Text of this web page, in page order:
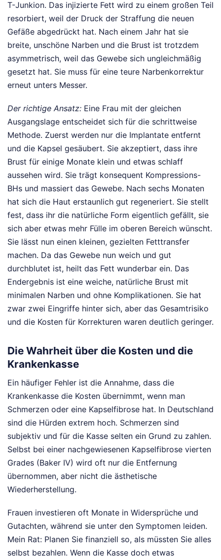
T-Junkion. Das injizierte Fett wird zu einem großen Teil
resorbiert, weil der Druck der Straffung die neuen
Gefäße abgedrückt hat. Nach einem Jahr hat sie
breite, unschöne Narben und die Brust ist trotzdem
asymmetrisch, weil das Gewebe sich ungleichmäßig
gesetzt hat. Sie muss für eine teure Narbenkorrektur
erneut unters Messer.
Der richtige Ansatz: Eine Frau mit der gleichen
Ausgangslage entscheidet sich für die schrittweise
Methode. Zuerst werden nur die Implantate entfernt
und die Kapsel gesäubert. Sie akzeptiert, dass ihre
Brust für einige Monate klein und etwas schlaff
aussehen wird. Sie trägt konsequent Kompressions-
BHs und massiert das Gewebe. Nach sechs Monaten
hat sich die Haut erstaunlich gut regeneriert. Sie stellt
fest, dass ihr die natürliche Form eigentlich gefällt, sie
sich aber etwas mehr Fülle im oberen Bereich wünscht.
Sie lässt nun einen kleinen, gezielten Fetttransfer
machen. Da das Gewebe nun weich und gut
durchblutet ist, heilt das Fett wunderbar ein. Das
Endergebnis ist eine weiche, natürliche Brust mit
minimalen Narben und ohne Komplikationen. Sie hat
zwar zwei Eingriffe hinter sich, aber das Gesamtrisiko
und die Kosten für Korrekturen waren deutlich geringer.
Die Wahrheit über die Kosten und die
Krankenkasse
Ein häufiger Fehler ist die Annahme, dass die
Krankenkasse die Kosten übernimmt, wenn man
Schmerzen oder eine Kapselfibrose hat. In Deutschland
sind die Hürden extrem hoch. Schmerzen sind
subjektiv und für die Kasse selten ein Grund zu zahlen.
Selbst bei einer nachgewiesenen Kapselfibrose vierten
Grades (Baker IV) wird oft nur die Entfernung
übernommen, aber nicht die ästhetische
Wiederherstellung.
Frauen investieren oft Monate in Widersprüche und
Gutachten, während sie unter den Symptomen leiden.
Mein Rat: Planen Sie finanziell so, als müssten Sie alles
selbst bezahlen. Wenn die Kasse doch etwas